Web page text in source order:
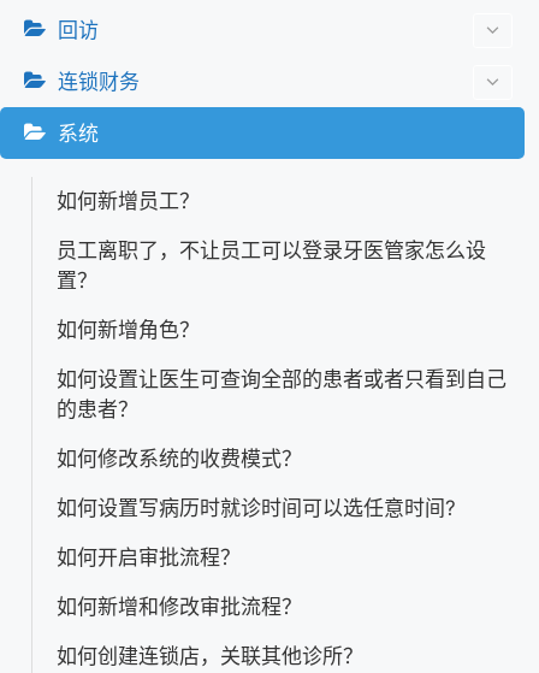
回访
连锁财务
系统
如何新增员工？
员工离职了，不让员工可以登录牙医管家怎么设
置？
如何新增角色？
如何设置让医生可查询全部的患者或者只看到自己
的患者？
如何修改系统的收费模式？
如何设置写病历时就诊时间可以选任意时间?
如何开启审批流程？
如何新增和修改审批流程？
如何创建连锁店，关联其他诊所？